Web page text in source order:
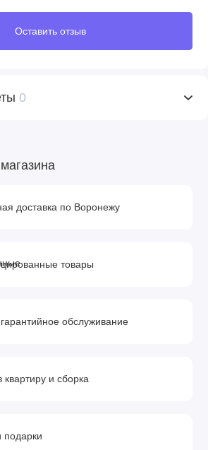
Оставить отзыв
0
доставка по Воронежу
товары
обслуживание
квартиру и сборка
подарки